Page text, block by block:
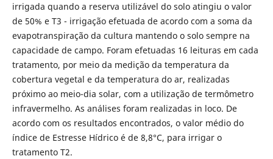
irrigada quando a reserva utilizável do solo atingiu o valor
de 50% e T3 - irrigação efetuada de acordo com a soma da
evapotranspiração da cultura mantendo o solo sempre na
capacidade de campo. Foram efetuadas 16 leituras em cada
tratamento, por meio da medição da temperatura da
cobertura vegetal e da temperatura do ar, realizadas
próximo ao meio-dia solar, com a utilização de termômetro
infravermelho. As análises foram realizadas in loco. De
acordo com os resultados encontrados, o valor médio do
índice de Estresse Hídrico é de 8,8°C, para irrigar o
tratamento T2.